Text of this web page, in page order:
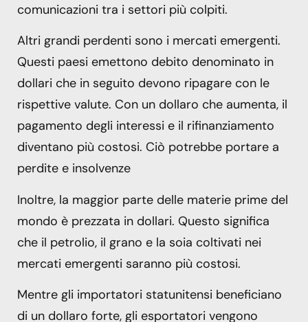
comunicazioni tra i settori più colpiti.
Altri grandi perdenti sono i mercati emergenti.
Questi paesi emettono debito denominato in
dollari che in seguito devono ripagare con le
rispettive valute. Con un dollaro che aumenta, il
pagamento degli interessi e il rifinanziamento
diventano più costosi. Ciò potrebbe portare a
perdite e insolvenze
Inoltre, la maggior parte delle materie prime del
mondo è prezzata in dollari. Questo significa
che il petrolio, il grano e la soia coltivati ​​nei
mercati emergenti saranno più costosi.
Mentre gli importatori statunitensi beneficiano
di un dollaro forte, gli esportatori vengono